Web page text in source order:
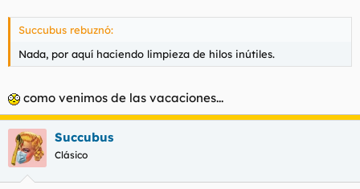
Succubus rebuznó:
Nada, por aquí haciendo limpieza de hilos inútiles.
como venimos de las vacaciones...
Succubus
Clásico